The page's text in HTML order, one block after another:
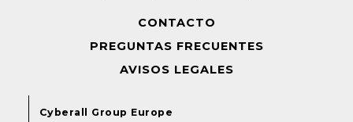
CONTACTO
PREGUNTAS FRECUENTES
AVISOS LEGALES
Cyberall Group Europe